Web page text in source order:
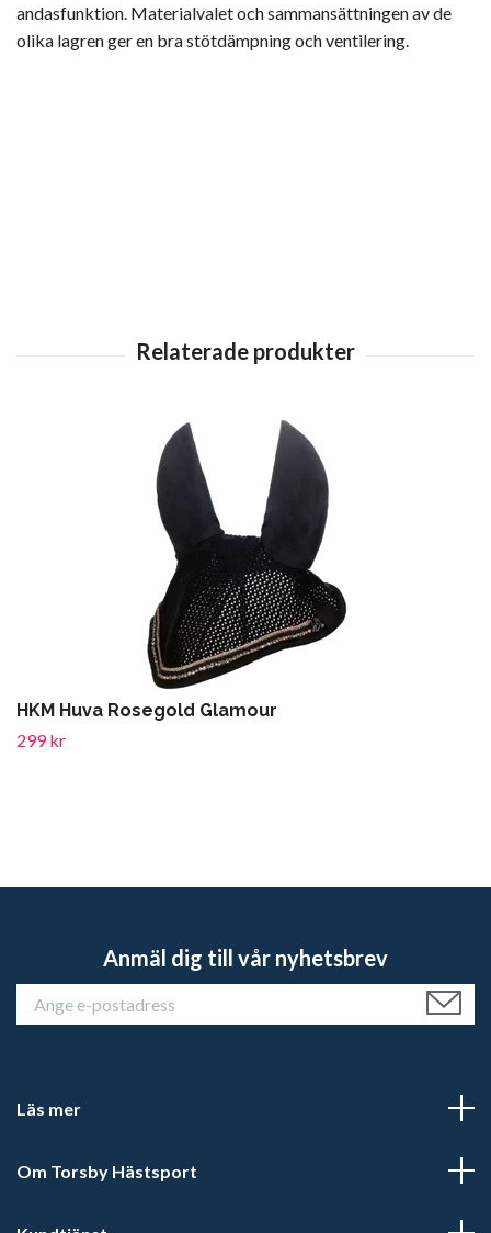
andasfunktion. Materialvalet och sammansättningen av de
olika lagren ger en bra stötdämpning och ventilering.
HKM Huva Rosegold Glamour
299 kr
Anmäl dig till vår nyhetsbrev
Läs mer
Om Torsby Hästsport